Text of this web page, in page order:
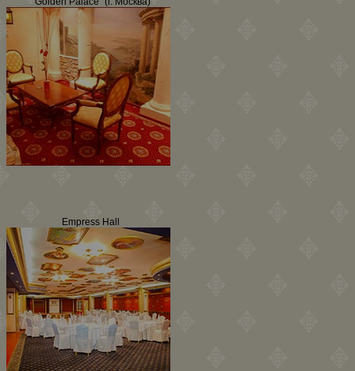
Empress Hall